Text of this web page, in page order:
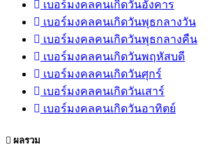
เบอร์มงคลคนเกิดวันอังคาร
เบอร์มงคลคนเกิดวันพุธกลางวัน
เบอร์มงคลคนเกิดวันพุธกลางคืน
เบอร์มงคลคนเกิดวันพฤหัสบดี
เบอร์มงคลคนเกิดวันศุกร์
เบอร์มงคลคนเกิดวันเสาร์
เบอร์มงคลคนเกิดวันอาทิตย์
ผลรวม